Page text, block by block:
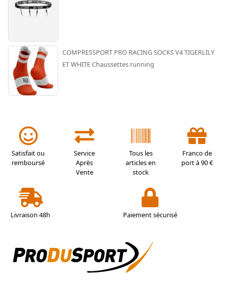
COMPRESSPORT PRO RACING SOCKS V4 TIGERLILY
ET WHITE Chaussettes running
Satisfait ou
remboursé
Service
Après
Vente
Tous les
articles en
stock
Franco de
port à 90 €
Livraison 48h Paiement sécurisé